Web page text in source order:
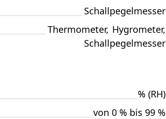
Schallpegelmesser
Thermometer, Hygrometer,
Schallpegelmesser
% (RH)
von 0 % bis 99 %